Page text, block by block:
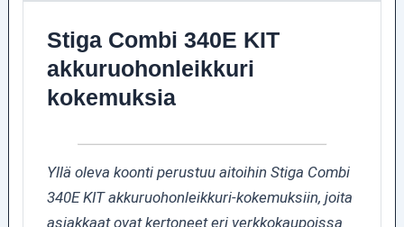
Stiga Combi 340E KIT
akkuruohonleikkuri
kokemuksia
Yllä oleva koonti perustuu aitoihin Stiga Combi
340E KIT akkuruohonleikkuri-kokemuksiin, joita
asiakkaat ovat kertoneet eri verkkokaupoissa